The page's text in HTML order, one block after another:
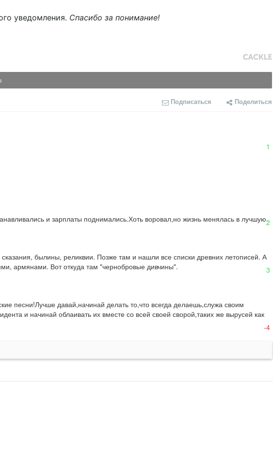
уведомления. Спасибо за понимание!
Подписаться Поделиться
1
и зарплаты поднимались.Хоть воровал,но жизнь менялась в лучшую.2
былины, реликвии. Позже там и нашли все списки древних летописей. А
армянами. Вот откуда там "чернобровые дивчины".
3
песни!Лучше давай,начинай делать то,что всегда делаешь,служа своим
и начинай облаивать их вместе со всей своей сворой,таких же вырусей как
-4